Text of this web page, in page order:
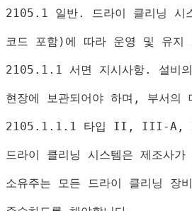
2105.1 일반. 드라이 클리닝 시
코드 포함) 에 따라 운영 및 유지
2105.1.1 서면 지시사항. 설비
현장에 보관되어야 하며 , 부서의
2105.1.1.1 타입 II, III-A,
드라이 클리닝 시스템은 제조사
소유주는 모든 드라이 클리닝 장